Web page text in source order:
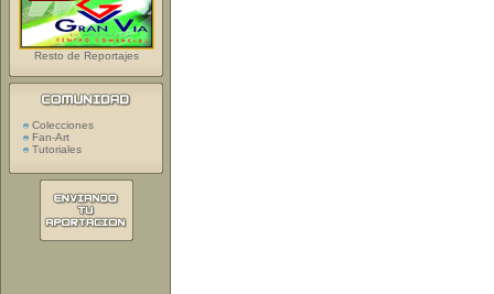
Resto de Reportajes
Colecciones
Fan-Art
Tutoriales